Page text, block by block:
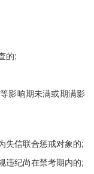
的;
影响期未满或期满影
失信联合惩戒对象的;
违纪尚在禁考期内的;